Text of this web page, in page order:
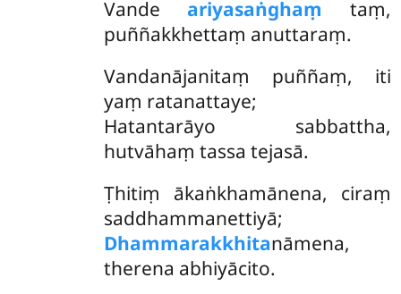
Vande ariyasaṅghaṃ taṃ,
puññakkhettaṃ anuttaraṃ.
Vandanājanitaṃ puññaṃ, iti
yaṃ ratanattaye;
Hatantarāyo sabbattha,
hutvāhaṃ tassa tejasā.
Ṭhitiṃ ākaṅkhamānena, ciraṃ
saddhammanettiyā;
Dhammarakkhitanāmena,
therena abhiyācito.